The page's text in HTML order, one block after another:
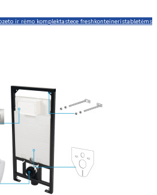
ir rėmo komplektastece freshkonteineristabletėms